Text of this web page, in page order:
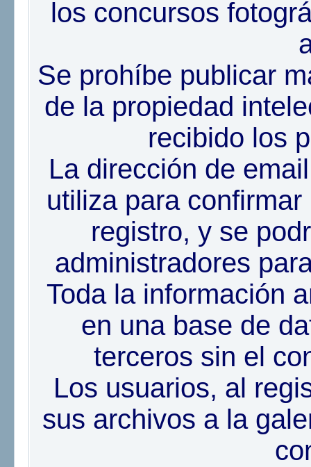
los concursos
Se prohíbe publicar
de la propiedad
recibido los
La dirección de
utiliza para
registro, y se
administradores
Toda la información
en una base de
terceros sin el
Los usuarios, al
sus archivos a la